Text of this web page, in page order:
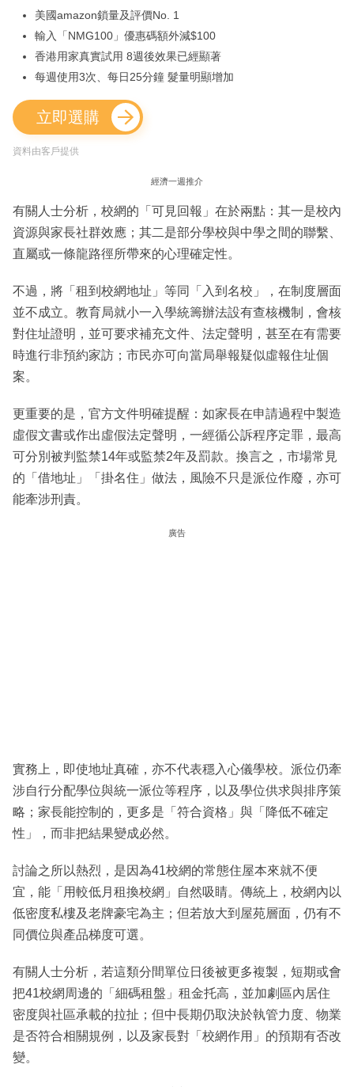
美國amazon鎖量及評價No. 1
輸入「NMG100」優惠碼額外減$100
香港用家真實試用 8週後效果已經顯著
每週使用3次、每日25分鐘 髮量明顯增加
立即選購
資料由客戶提供
經濟一週推介
有關人士分析，校網的「可見回報」在於兩點：其一是校內
資源與家長社群效應；其二是部分學校與中學之間的聯繫、
直屬或一條龍路徑所帶來的心理確定性。
不過，將「租到校網地址」等同「入到名校」，在制度層面
並不成立。教育局就小一入學統籌辦法設有查核機制，會核
對住址證明，並可要求補充文件、法定聲明，甚至在有需要
時進行非預約家訪；市民亦可向當局舉報疑似虛報住址個
案。
更重要的是，官方文件明確提醒：如家長在申請過程中製造
虛假文書或作出虛假法定聲明，一經循公訴程序定罪，最高
可分別被判監禁14年或監禁2年及罰款。換言之，市場常見
的「借地址」「掛名住」做法，風險不只是派位作廢，亦可
能牽涉刑責。
廣告
實務上，即使地址真確，亦不代表穩入心儀學校。派位仍牽
涉自行分配學位與統一派位等程序，以及學位供求與排序策
略；家長能控制的，更多是「符合資格」與「降低不確定
性」，而非把結果變成必然。
討論之所以熱烈，是因為41校網的常態住屋本來就不便
宜，能「用較低月租換校網」自然吸睛。傳統上，校網內以
低密度私樓及老牌豪宅為主；但若放大到屋苑層面，仍有不
同價位與產品梯度可選。
有關人士分析，若這類分間單位日後被更多複製，短期或會
把41校網周邊的「細碼租盤」租金托高，並加劇區內居住
密度與社區承載的拉扯；但中長期仍取決於執管力度、物業
是否符合相關規例，以及家長對「校網作用」的預期有否改
變。